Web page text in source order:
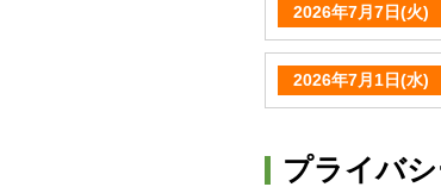
2026年7月7日(火)
2026年7月1日(水)
プライバ